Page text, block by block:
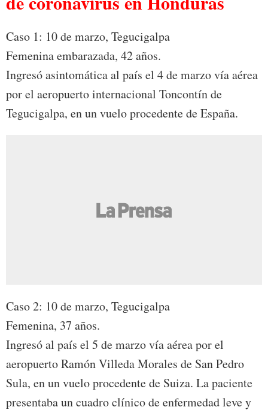
Caso 1: 10 de marzo, Tegucigalpa
Femenina embarazada, 42 años.
Ingresó asintomática al país el 4 de marzo vía aérea
por el aeropuerto internacional Toncontín de
Tegucigalpa, en un vuelo procedente de España.
Caso 2: 10 de marzo, Tegucigalpa
Femenina, 37 años.
Ingresó al país el 5 de marzo vía aérea por el
aeropuerto Ramón Villeda Morales de San Pedro
Sula, en un vuelo procedente de Suiza. La paciente
presentaba un cuadro clínico de enfermedad leve y